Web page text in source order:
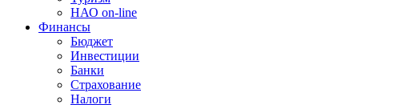
НАО on-line
Финансы
Бюджет
Инвестиции
Банки
Страхование
Налоги